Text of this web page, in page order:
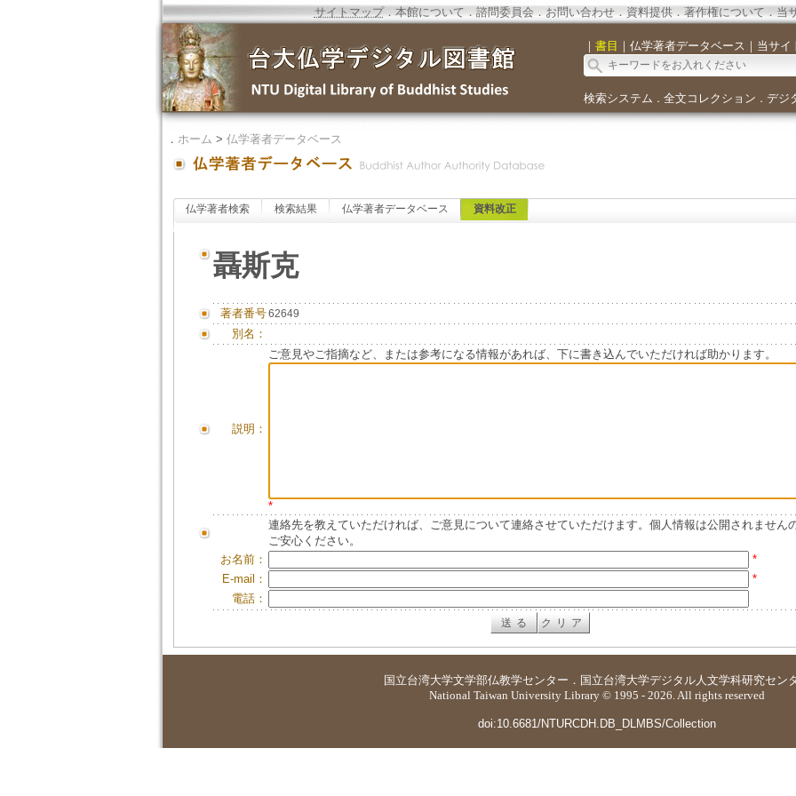
サイトマップ．本館について．諮問委員会． お問い合わせ． 資料提供．著作権について．当
｜ 書目 ｜ 仏学著者データベース ｜ 当サイ
検索システム ． 全文コレクション ． デジ
． ホーム > 仏学著者データベース
仏学著者検索 検索結果 仏学著者データベース 資料改正
聶斯克
著者番号62649
別名：
説明：
ご意見やご指摘など、または参考になる情報があれば、下に書き込んでいただければ助かります。
*
連絡先を教えていただければ、ご意見について連絡させていただけます。個人情報は公開されません
ご安心ください。
お名前：
*
E-mail：
*
電話：
国立台湾大学文学部仏教学センター ． 国立台湾大学デジタル人文学科研究セン
National Taiwan University Library © 1995 - 2026. All rights reserved
doi:10.6681/NTURCDH.DB_DLMBS/Collection